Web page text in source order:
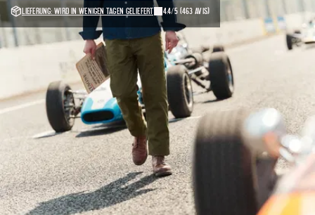
Lieferung: Wird in wenigen Tagen geliefert 4.4/5(463 avis)